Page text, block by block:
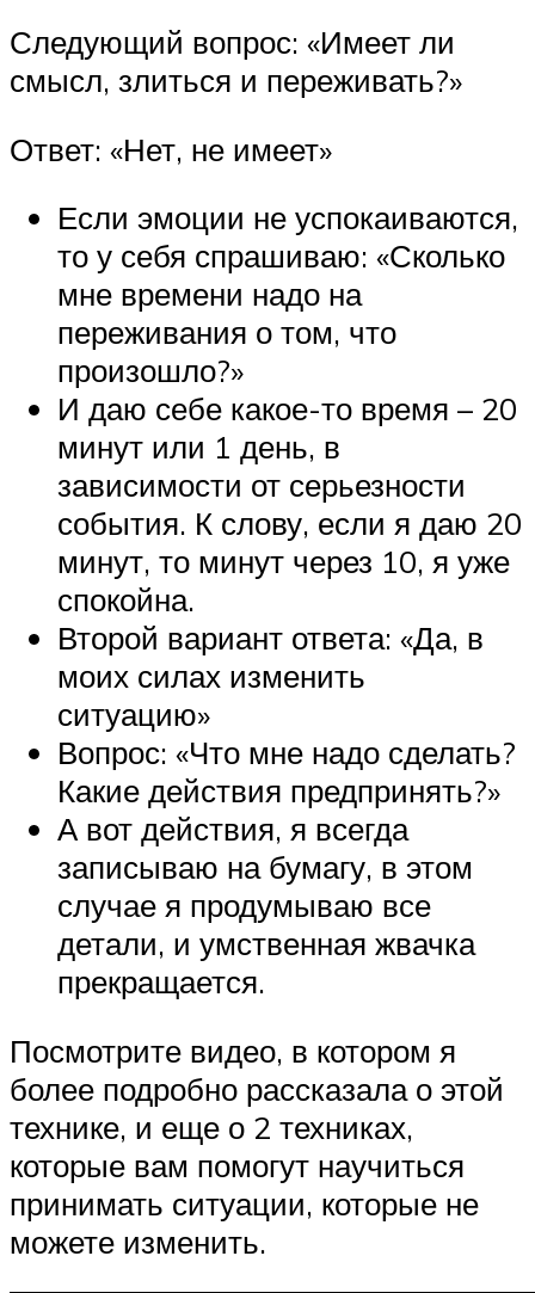
Следующий вопрос: «Имеет ли
смысл, злиться и переживать?»
Ответ: «Нет, не имеет»
Если эмоции не успокаиваются,
то у себя спрашиваю: «Сколько
мне времени надо на
переживания о том, что
произошло?»
И даю себе какое-то время – 20
минут или 1 день, в
зависимости от серьезности
события. К слову, если я даю 20
минут, то минут через 10, я уже
спокойна.
Второй вариант ответа: «Да, в
моих силах изменить
ситуацию»
Вопрос: «Что мне надо сделать?
Какие действия предпринять?»
А вот действия, я всегда
записываю на бумагу, в этом
случае я продумываю все
детали, и умственная жвачка
прекращается.
Посмотрите видео, в котором я
более подробно рассказала о этой
технике, и еще о 2 техниках,
которые вам помогут научиться
принимать ситуации, которые не
можете изменить.